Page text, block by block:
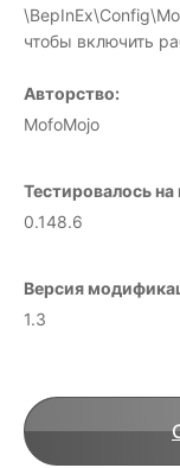
чтобы включить
Авторство:
MofoMojo
Тестировалось
0.148.6
Версия
1.3